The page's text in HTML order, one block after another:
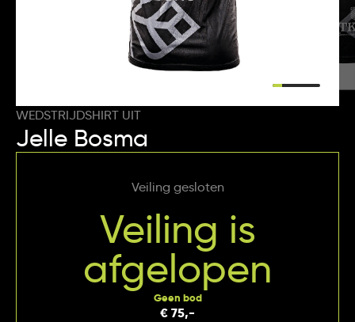
WEDSTRIJDSHIRT UIT
Jelle Bosma
Veiling gesloten
Veiling is
afgelopen
Geen bod
€ 75,-